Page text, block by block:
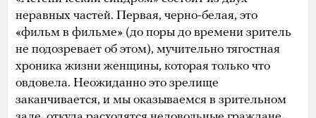
неравных частей. Первая, черно-белая, это
«фильм в фильме» (до поры до времени зритель
не подозревает об этом), мучительно тягостная
хроника жизни женщины, которая только что
овдовела. Неожиданно это зрелище
заканчивается, и мы оказываемся в зрительном